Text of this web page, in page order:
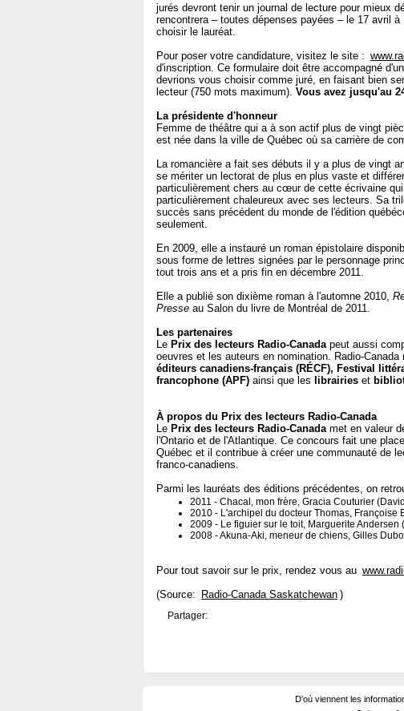
jurés devront tenir un journal de lecture pour mieux
rencontrera – toutes dépenses payées – le 17 avril
choisir le lauréat.
Pour poser votre candidature, visitez le site :
d'inscription. Ce formulaire doit être accompagné
devrions vous choisir comme juré, en faisant bien
lecteur (750 mots maximum). Vous avez jusqu'au
La présidente d'honneur
Femme de théâtre qui a à son actif plus de vingt
est née dans la ville de Québec où sa carrière de
La romancière a fait ses débuts il y a plus de vingt
se mériter un lectorat de plus en plus vaste et
particulièrement chers au cœur de cette écrivaine
particulièrement chaleureux avec ses lecteurs. Sa
succès sans précédent du monde de l'édition
seulement.
En 2009, elle a instauré un roman épistolaire
sous forme de lettres signées par le personnage
tout trois ans et a pris fin en décembre 2011.
Elle a publié son dixième roman à l'automne 2010,
Presse au Salon du livre de Montréal de 2011.
Les partenaires
Le Prix des lecteurs Radio-Canadapeut aussi
oeuvres et les auteurs en nomination. Radio-Canada
éditeurs canadiens-français (RÉCF), Festival
francophone (APF) ainsi que les librairies et
À propos du Prix des lecteurs Radio-Canada
Le Prix des lecteurs Radio-Canadamet en valeur
l'Ontario et de l'Atlantique. Ce concours fait une
Québec et il contribue à créer une communauté de
franco-canadiens.
Parmi les lauréats des éditions précédentes, on
2011 - Chacal, mon frère, Gracia Couturier
2010 - L'archipel du docteur Thomas, Françoise
2009 - Le figuier sur le toit, Marguerite Andersen
2008 - Akuna-Aki, meneur de chiens, Gilles
Pour tout savoir sur le prix, rendez vous au
(Source: Radio-Canada Saskatchewan )
Partager:
D'où viennent les